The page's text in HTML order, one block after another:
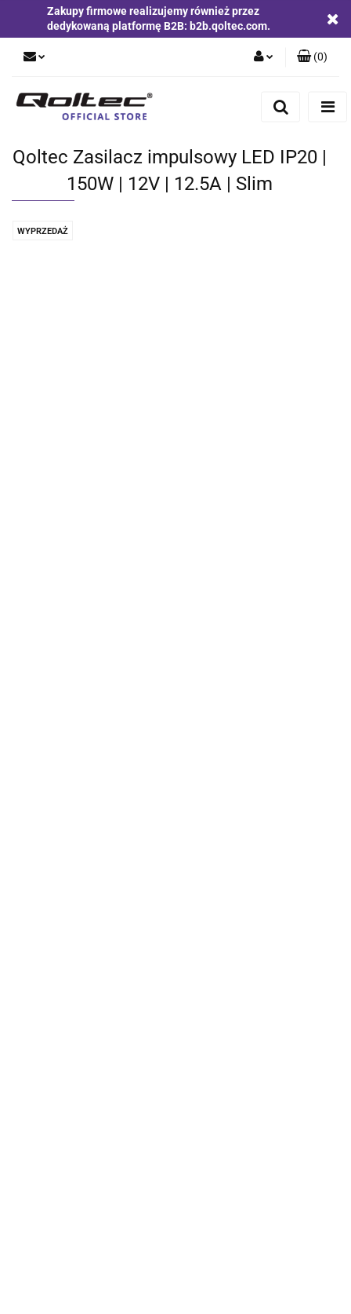
Zakupy firmowe realizujemy również przez
dedykowaną platformę B2B: b2b.qoltec.com.
Zgody cookies
(0)
Qoltec Zasilacz impulsowy LED IP20 |
150W | 12V | 12.5A | Slim
WYPRZEDAŻ